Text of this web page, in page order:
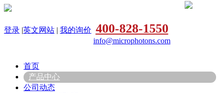
登录 |英文网站 | 我的询价 400-828-1550
info@microphotons.com
首页
产品中心
公司动态